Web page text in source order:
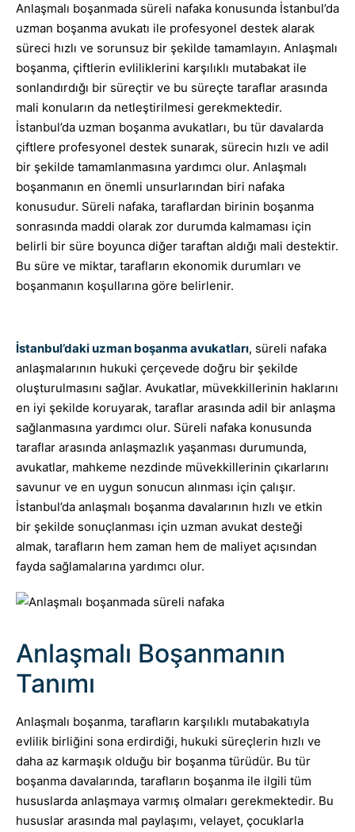
Anlaşmalı boşanmada süreli nafaka konusunda İstanbul’da
uzman boşanma avukatı ile profesyonel destek alarak
süreci hızlı ve sorunsuz bir şekilde tamamlayın. Anlaşmalı
boşanma, çiftlerin evliliklerini karşılıklı mutabakat ile
sonlandırdığı bir süreçtir ve bu süreçte taraflar arasında
mali konuların da netleştirilmesi gerekmektedir.
İstanbul’da uzman boşanma avukatları, bu tür davalarda
çiftlere profesyonel destek sunarak, sürecin hızlı ve adil
bir şekilde tamamlanmasına yardımcı olur. Anlaşmalı
boşanmanın en önemli unsurlarından biri nafaka
konusudur. Süreli nafaka, taraflardan birinin boşanma
sonrasında maddi olarak zor durumda kalmaması için
belirli bir süre boyunca diğer taraftan aldığı mali destektir.
Bu süre ve miktar, tarafların ekonomik durumları ve
boşanmanın koşullarına göre belirlenir.
İstanbul’daki uzman boşanma avukatları, süreli nafaka
anlaşmalarının hukuki çerçevede doğru bir şekilde
oluşturulmasını sağlar. Avukatlar, müvekkillerinin haklarını
en iyi şekilde koruyarak, taraflar arasında adil bir anlaşma
sağlanmasına yardımcı olur. Süreli nafaka konusunda
taraflar arasında anlaşmazlık yaşanması durumunda,
avukatlar, mahkeme nezdinde müvekkillerinin çıkarlarını
savunur ve en uygun sonucun alınması için çalışır.
İstanbul’da anlaşmalı boşanma davalarının hızlı ve etkin
bir şekilde sonuçlanması için uzman avukat desteği
almak, tarafların hem zaman hem de maliyet açısından
fayda sağlamalarına yardımcı olur.
Anlaşmalı Boşanmanın
Tanımı
Anlaşmalı boşanma, tarafların karşılıklı mutabakatıyla
evlilik birliğini sona erdirdiği, hukuki süreçlerin hızlı ve
daha az karmaşık olduğu bir boşanma türüdür. Bu tür
boşanma davalarında, tarafların boşanma ile ilgili tüm
hususlarda anlaşmaya varmış olmaları gerekmektedir. Bu
hususlar arasında mal paylaşımı, velayet, çocuklarla